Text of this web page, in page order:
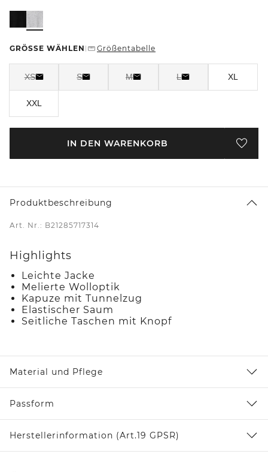
GRÖSSE WÄHLEN Größentabelle
XS S M L XL
XXL
IN DEN WARENKORB
Produktbeschreibung
Art. Nr.: B21285717314
Highlights
Leichte Jacke
Melierte Wolloptik
Kapuze mit Tunnelzug
Elastischer Saum
Seitliche Taschen mit Knopf
Material und Pflege
Passform
Herstellerinformation (Art.19 GPSR)